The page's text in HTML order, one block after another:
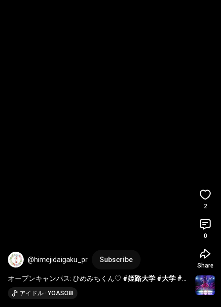
@himejidaigaku_pr Subscribe
オープンキャンパス: ひめみちくん♡ #姫路大学 #大学 #オ
ープンキャンパス
アイドル · YOASOBI
2
0
Share